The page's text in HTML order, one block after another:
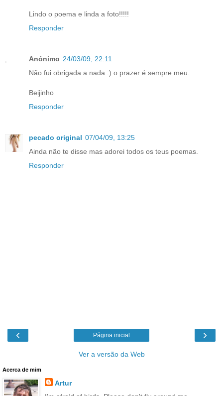
Lindo o poema e linda a foto!!!!!
Responder
Anónimo 24/03/09, 22:11
Não fui obrigada a nada :) o prazer é sempre meu.
Beijinho
Responder
pecado original 07/04/09, 13:25
Ainda não te disse mas adorei todos os teus poemas.
Responder
‹ ›
Página inicial
Ver a versão da Web
Acerca de mim
Artur